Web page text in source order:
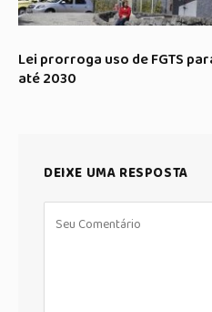
Lei prorroga uso de FGTS
até 2030
DEIXE UMA RESPOSTA